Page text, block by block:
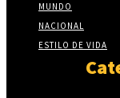
MUNDO
NACIONAL
ESTILO DE VIDA